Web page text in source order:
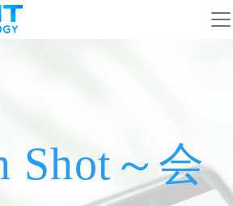
ション
Shot～会